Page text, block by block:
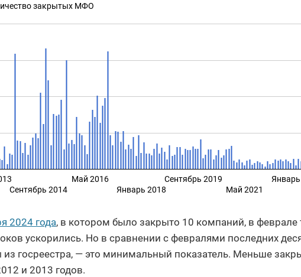
закрытых МФО
Сентябрь 2014
Май 2016
Январь 2018
Сентябрь 2019
Май 2021
2024 года, в котором было закрыто 10 компаний, в
ускорились. Но в сравнении с февралями последних
госреестра, — это минимальный показатель. Меньше
и 2013 годов.